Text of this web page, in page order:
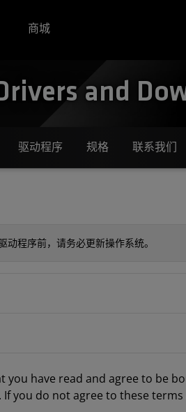
商城
and
驱动程序 规格 联系我们
程序前，请务必更新操作系统。
have read and agree to be
you do not agree to these